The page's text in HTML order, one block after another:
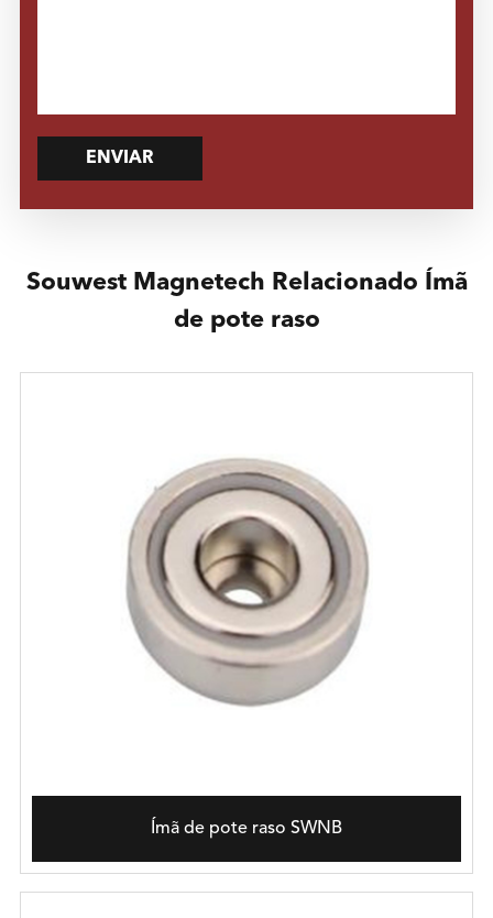
ENVIAR
Souwest Magnetech Relacionado Ímã
de pote raso
Ímã de pote raso SWNB